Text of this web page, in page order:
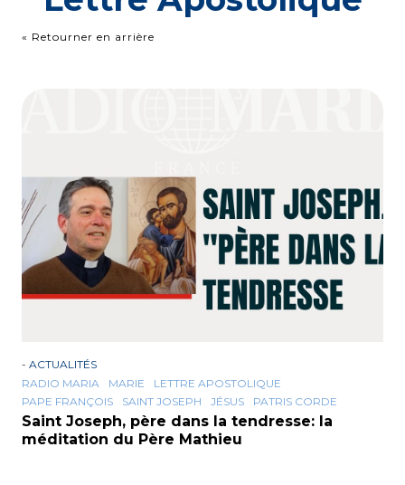
« Retourner en arrière
- ACTUALITÉS
RADIO MARIA
MARIE
LETTRE APOSTOLIQUE
PAPE FRANÇOIS
SAINT JOSEPH JÉSUS PATRIS CORDE
Saint Joseph, père dans la tendresse: la
méditation du Père Mathieu